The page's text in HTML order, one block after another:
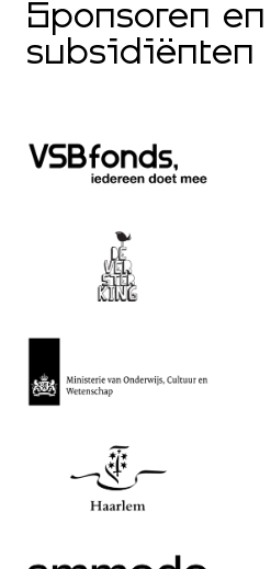
Sponsoren en
subsidiënten